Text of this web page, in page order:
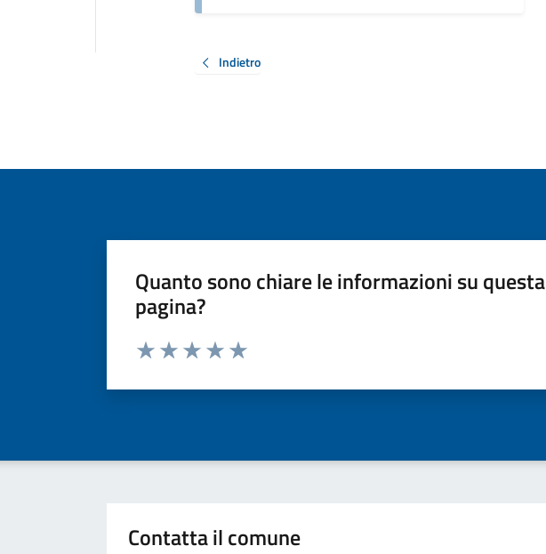
Indietro
Quanto sono chiare le informazioni su questa
pagina?
Valuta da 1 a 5 stelle la pagina
Contatta il comune